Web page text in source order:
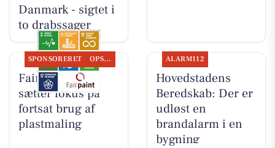
Danmark - sigtet i
to drabssager
SPONSORERET OPSLAGSTAVLEN
Fairpaint ApS
sætter fokus på
fortsat brug af
plastmaling
ALARM112
Hovedstadens
Beredskab: Der er
udløst en
brandalarm i en
bygning